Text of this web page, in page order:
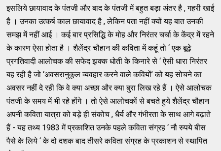
इसलिये छायावाद के पंतजी और बाद के पंतजी में बहुत बड़ा अंतर है , गहरी खाई
है । उनका उत्कर्ष काल छायावाद है , लेकिन पता नहीं क्यों यह बात उनकी
समझ में नहीं आई । कई बार प्रसिद्धि के मोह और निरंतर चर्चा के केंद्र में रहने
के कारण ऐसा होता है । शैलेंद्र चौहान की कविता में कहूं तो ‘ एक बूढ़े
प्रगतिवादी आलोचक की सफेद झक्क धोती के किनारे से ‘ ऐसी धारा निरंतर
बह रही है जो ‘अवसरानुकूल व्यवहार करने वाले कवियों’ को यह सोचने का
अवसर नहीं दे रही कि वे क्या अच्छा और क्या बुरा लिख रहे हैं । ऐसे आलोचक
पंतजी के समय में भी रहे होंगे । तो ऐसे आलोचकों से बचते हुये शैलेंद्र चौहान
अपनी कविता यात्रा को बड़े ही संकोच , धैर्य और गंभीरता के साथ आगे बढ़ाते
हैं - यह तथ्य 1983 में प्रकाशित उनके पहले कविता संग्रह ‘ नौ रुपये बीस
पैसे के लिये ‘ के दो दशक बाद तीसरे कविता संग्रह के प्रकाशन से स्थापित